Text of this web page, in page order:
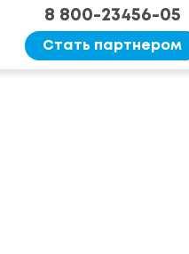
8 800-23456-05
Стать партнером